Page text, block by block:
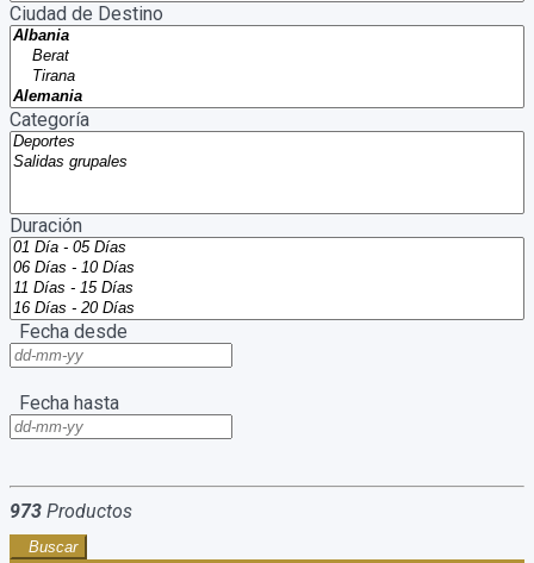
Ciudad de Destino
Categoría
Duración
Fecha desde
Fecha hasta
973 Productos
Buscar